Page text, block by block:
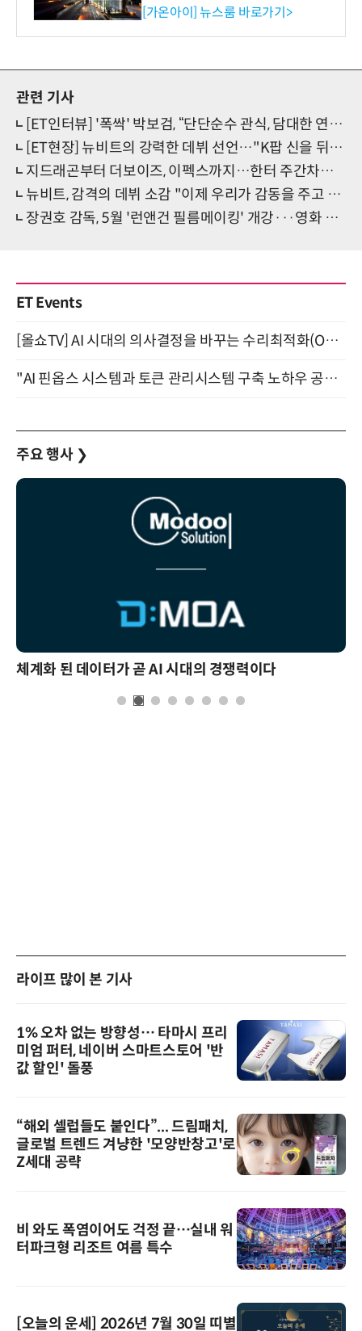
수행
[가온아이] 뉴스룸 바로가기>
관련 기사
[ET인터뷰] '폭싹' 박보검, “단단순수 관식, 담대한 연기포부 가져와”(종합)
[ET현장] 뉴비트의 강력한 데뷔 선언…"K팝 신을 뒤집어 보겠다!"
지드래곤부터 더보이즈, 이펙스까지…한터 주간차트 주인공 발표
뉴비트, 감격의 데뷔 소감 "이제 우리가 감동을 주고 싶다"
장권호 감독, 5월 '런앤건 필름메이킹' 개강···영화 제작 실습 집중 교육
ET Events
[올쇼TV] AI 시대의 의사결정을 바꾸는 수리최적화(Optimization) 소개 (8/20 생방송)
"AI 핀옵스 시스템과 토큰 관리시스템 구축 노하우 공개" 잠실 한국광고문화회관 2층 대회의실 (8/21)
주요 행사 ❯
체계화 된 데이터가 곧 AI 시대의 경쟁력이다
라이프 많이 본 기사
1% 오차 없는 방향성… 타마시 프리
미엄 퍼터, 네이버 스마트스토어 '반
값 할인' 돌풍
“해외 셀럽들도 붙인다”... 드림패치,
글로벌 트렌드 겨냥한 '모양반창고'로
Z세대 공략
비 와도 폭염이어도 걱정 끝…실내 워
터파크형 리조트 여름 특수
[오늘의 운세] 2026년 7월 30일 띠별